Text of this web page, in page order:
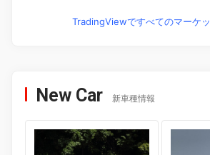
TradingViewですべてのマーケ
New Car 新車種情報